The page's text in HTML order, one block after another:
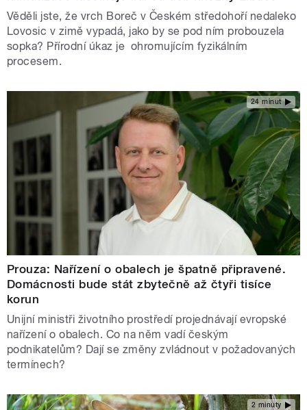
Věděli jste, že vrch Boreč v Českém středohoří nedaleko
Lovosic v zimě vypadá, jako by se pod ním probouzela
sopka? Přírodní úkaz je ohromujícím fyzikálním
procesem.
24 minut
Prouza: Nařízení o obalech je špatně připravené.
Domácnosti bude stát zbytečně až čtyři tisíce
korun
Unijní ministři životního prostředí projednávají evropské
nařízení o obalech. Co na něm vadí českým
podnikatelům? Dají se změny zvládnout v požadovaných
termínech?
2 minuty